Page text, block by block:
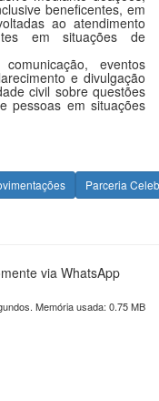
beneficentes, em
ao atendimento
em situações de
eventos
e divulgação
civil sobre questões
pessoas em situações
Parceria
via WhatsApp
Memória usada: 0.75 MB